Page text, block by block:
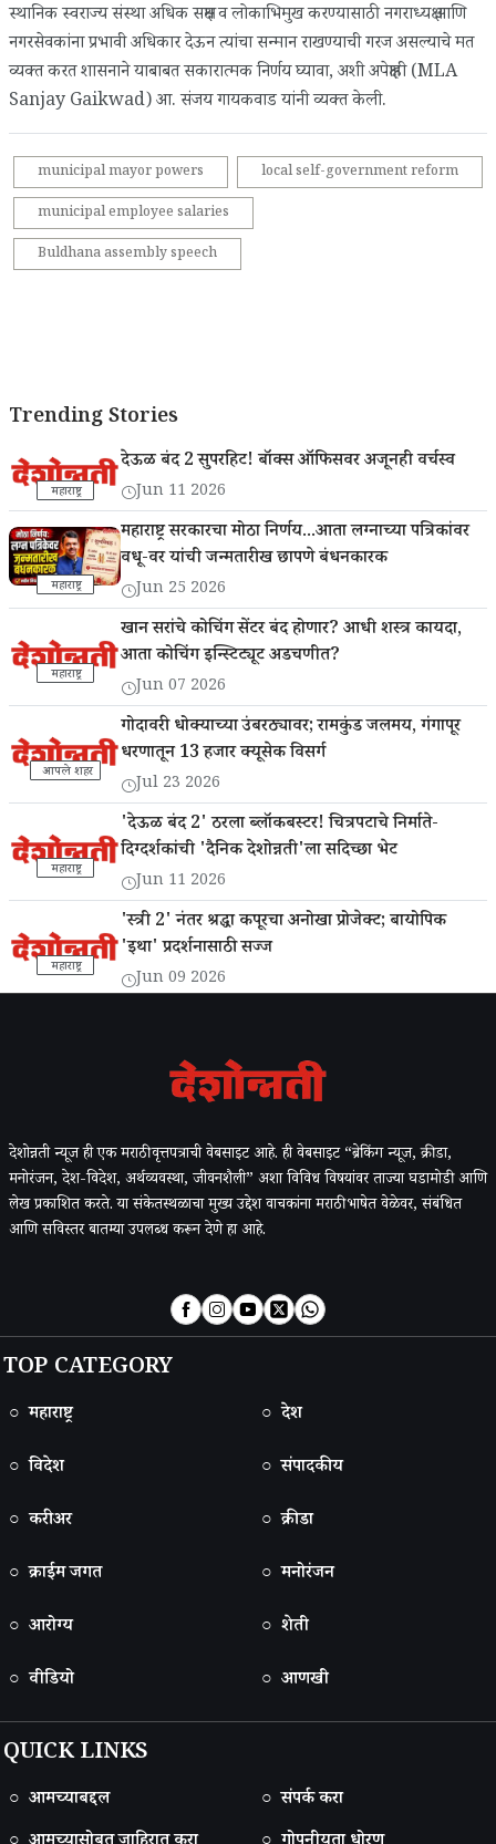
स्थानिक स्वराज्य संस्था अधिक सक्षम व लोकाभिमुख करण्यासाठी नगराध्यक्ष आणि
नगरसेवकांना प्रभावी अधिकार देऊन त्यांचा सन्मान राखण्याची गरज असल्याचे मत
व्यक्त करत शासनाने याबाबत सकारात्मक निर्णय घ्यावा, अशी अपेक्षाही (MLA
Sanjay Gaikwad) आ. संजय गायकवाड यांनी व्यक्त केली.
municipal mayor powers
local self-government reform
municipal employee salaries
Buldhana assembly speech
Trending Stories
महाराष्ट्र
देऊळ बंद 2 सुपरहिट! बॉक्स ऑफिसवर अजूनही वर्चस्व
Jun 11 2026
महाराष्ट्र
महाराष्ट्र सरकारचा मोठा निर्णय...आता लग्नाच्या पत्रिकांवर
वधू-वर यांची जन्मतारीख छापणे बंधनकारक
Jun 25 2026
महाराष्ट्र
खान सरांचे कोचिंग सेंटर बंद होणार? आधी शस्त्र कायदा,
आता कोचिंग इन्स्टिट्यूट अडचणीत?
Jun 07 2026
आपले शहर
गोदावरी धोक्याच्या उंबरठ्यावर; रामकुंड जलमय, गंगापूर
धरणातून 13 हजार क्यूसेक विसर्ग
Jul 23 2026
महाराष्ट्र
'देऊळ बंद 2' ठरला ब्लॉकबस्टर! चित्रपटाचे निर्माते-
दिग्दर्शकांची 'दैनिक देशोन्नती'ला सदिच्छा भेट
Jun 11 2026
महाराष्ट्र
'स्त्री 2' नंतर श्रद्धा कपूरचा अनोखा प्रोजेक्ट; बायोपिक
'इथा' प्रदर्शनासाठी सज्ज
Jun 09 2026
देशोन्नती न्यूज ही एक मराठी वृत्तपत्राची वेबसाइट आहे. ही वेबसाइट “ब्रेकिंग न्यूज, क्रीडा,
मनोरंजन, देश-विदेश, अर्थव्यवस्था, जीवनशैली” अशा विविध विषयांवर ताज्या घडामोडी आणि
लेख प्रकाशित करते. या संकेतस्थळाचा मुख्य उद्देश वाचकांना मराठी भाषेत वेळेवर, संबंधित
आणि सविस्तर बातम्या उपलब्ध करून देणे हा आहे.
TOP CATEGORY
○ महाराष्ट्र
○ देश
○ विदेश
○ संपादकीय
○ करीअर
○ क्रीडा
○ क्राईम जगत
○ मनोरंजन
○ आरोग्य
○ शेती
○ वीडियो
○ आणखी
QUICK LINKS
○ आमच्याबद्दल
○ संपर्क करा